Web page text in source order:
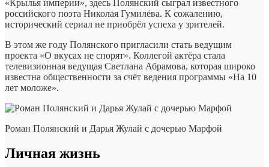
«Крылья империи», здесь Полянский сыграл известного
российского поэта Николая Гумилёва. К сожалению,
исторический сериал не приобрёл успеха у зрителей.
В этом же году Полянского пригласили стать ведущим
проекта «О вкусах не спорят». Коллегой актёра стала
телевизионная ведущая Светлана Абрамова, которая широко
известна общественности за счёт ведения программы «На 10
лет моложе».
Роман Полянский и Дарья Жулай с дочерью Марфой
Личная жизнь